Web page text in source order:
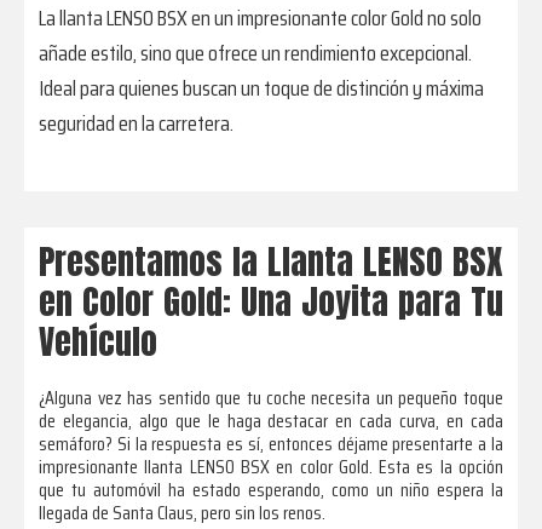
La llanta LENSO BSX en un impresionante color Gold no solo
añade estilo, sino que ofrece un rendimiento excepcional.
Ideal para quienes buscan un toque de distinción y máxima
seguridad en la carretera.
Presentamos la Llanta LENSO BSX
en Color Gold: Una Joyita para Tu
Vehículo
¿Alguna vez has sentido que tu coche necesita un pequeño toque
de elegancia, algo que le haga destacar en cada curva, en cada
semáforo? Si la respuesta es sí, entonces déjame presentarte a la
impresionante llanta LENSO BSX en color Gold. Esta es la opción
que tu automóvil ha estado esperando, como un niño espera la
llegada de Santa Claus, pero sin los renos.